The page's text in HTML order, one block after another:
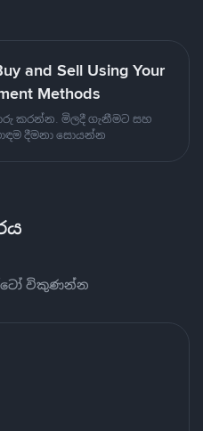
and Sell Using Your
Methods
කරන්න. මිලදී ගැනීමට සහ
දීමනා සොයන්න
විකුණන්න